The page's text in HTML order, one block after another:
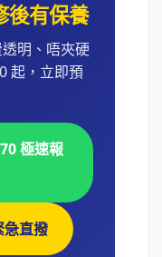
後有保養
明、唔夾硬
起，立即預
極速報
急直撥